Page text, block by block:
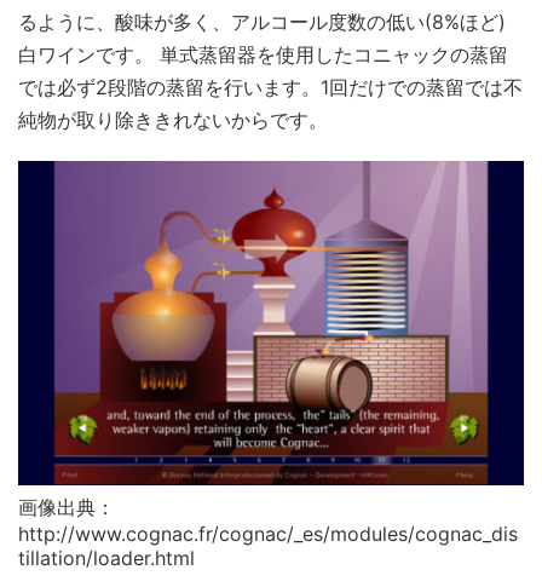
るように、酸味が多く、アルコール度数の低い(8%ほど)
白ワインです。 単式蒸留器を使用したコニャックの蒸留
では必ず2段階の蒸留を行います。1回だけでの蒸留では不
純物が取り除ききれないからです。
画像出典：
http://www.cognac.fr/cognac/_es/modules/cognac_dis
tillation/loader.html